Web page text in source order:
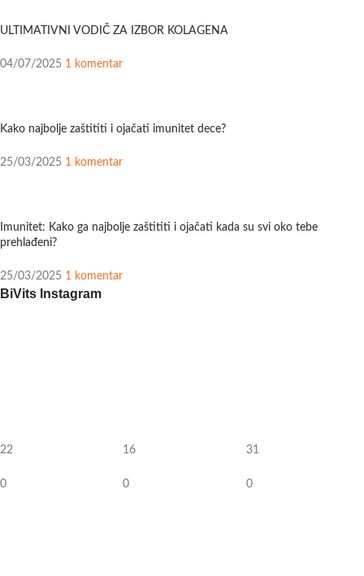
ULTIMATIVNI VODIČ ZA IZBOR KOLAGENA
04/07/2025 1 komentar
Kako najbolje zaštititi i ojačati imunitet dece?
25/03/2025 1 komentar
Imunitet: Kako ga najbolje zaštititi i ojačati kada su svi oko tebe
prehlađeni?
25/03/2025 1 komentar
BiVits Instagram
22
0
16
0
31
0